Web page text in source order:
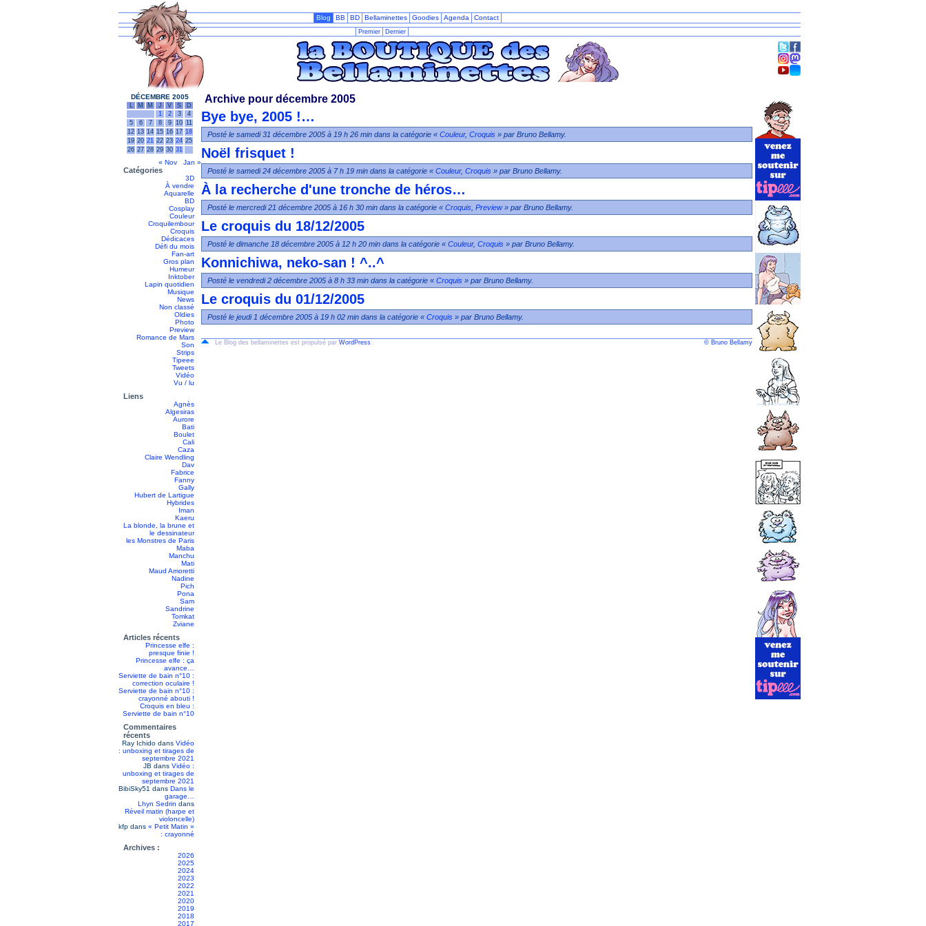
Blog BB BD Bellaminettes Goodies Agenda Contact
Premier Dernier
DÉCEMBRE 2005
L M M J V S
D
1
2 3
4
5
6 7 8 9 10 11
12 13 14 15 16 17 18
19 20 21 22 23 24 25
26 27 28 29 30 31
« Nov Jan »
Catégories
3D
À vendre
Aquarelle
BD
Cosplay
Couleur
Croquilembour
Croquis
Dédicaces
Défi du mois
Fan-art
Gros plan
Humeur
Inktober
Lapin quotidien
Musique
News
Non classé
Oldies
Photo
Preview
Romance de Mars
Son
Strips
Tipeee
Tweets
Vidéo
Vu / lu
Liens
Agnès
Algesiras
Aurore
Bati
Boulet
Cali
Caza
Claire Wendling
Dav
Fabrice
Fanny
Gally
Hubert de Lartigue
Hybrides
Iman
Kaeru
La blonde, la brune et
le dessinateur
les Monstres de Paris
Maba
Manchu
Mati
Maud Amoretti
Nadine
Pich
Pona
Sam
Sandrine
Tomkat
Zviane
Articles récents
Princesse elfe :
presque finie !
Princesse elfe : ça
avance…
Serviette de bain n°10 :
correction oculaire !
Serviette de bain n°10 :
crayonné abouti !
Croquis en bleu :
Serviette de bain n°10
Commentaires
récents
Ray Ichido dans Vidéo
: unboxing et tirages de
septembre 2021
JB dans Vidéo :
unboxing et tirages de
septembre 2021
BibiSky51 dans Dans le
garage…
Lhyn Sedrin dans
Réveil matin (harpe et
violoncelle)
kfp dans « Petit Matin »
: crayonné
Archives :
2026
2025
2024
2023
2022
2021
2020
2019
2018
2017
Archive pour décembre 2005
Bye bye, 2005 !…
Posté le samedi 31 décembre 2005 à 19 h 26 min dans la catégorie « Couleur, Croquis » par Bruno Bellamy.
Noël frisquet !
Posté le samedi 24 décembre 2005 à 7 h 19 min dans la catégorie « Couleur, Croquis » par Bruno Bellamy.
À la recherche d'une tronche de héros…
Posté le mercredi 21 décembre 2005 à 16 h 30 min dans la catégorie « Croquis Preview» par Bruno Bellamy.
Le croquis du 18/12/2005
Posté le dimanche 18 décembre 2005 à 12 h 20 min dans la catégorie « Couleur, Croquis » par Bruno Bellamy.
Konnichiwa, neko-san ! ^..^
Posté le vendredi 2 décembre 2005 à 8 h 33 min dans la catégorie « Croquis » par Bruno Bellamy.
Le croquis du 01/12/2005
Posté le jeudi 1 décembre 2005 à 19 h 02 min dans la catégorie « Croquis » par Bruno Bellamy.
Le Blog des bellaminettes est propulsé par WordPress. © Bruno Bellamy